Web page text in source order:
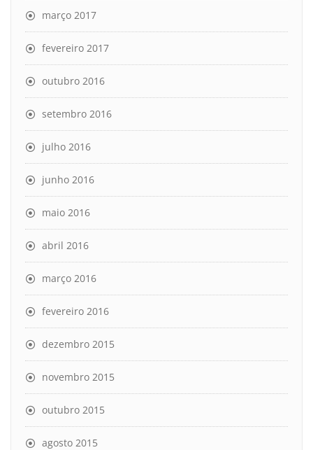
março 2017
fevereiro 2017
outubro 2016
setembro 2016
julho 2016
junho 2016
maio 2016
abril 2016
março 2016
fevereiro 2016
dezembro 2015
novembro 2015
outubro 2015
agosto 2015